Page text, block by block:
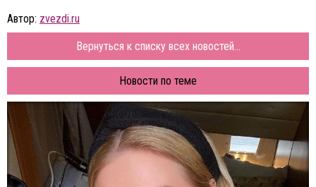
Автор: zvezdi.ru
Вернуться к списку всех новостей...
Новости по теме